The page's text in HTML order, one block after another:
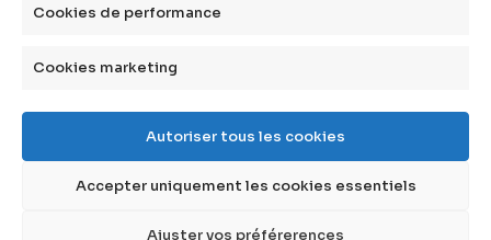
Cookies de performance
Cookies marketing
Autoriser tous les cookies
Accepter uniquement les cookies essentiels
Ajuster vos préférerences
livres
à propos
qui sommes-nous ?
mentions légales